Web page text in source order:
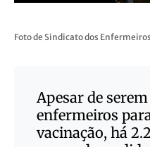
Foto de Sindicato dos
Apesar de
enfermeiros
vacinação, há